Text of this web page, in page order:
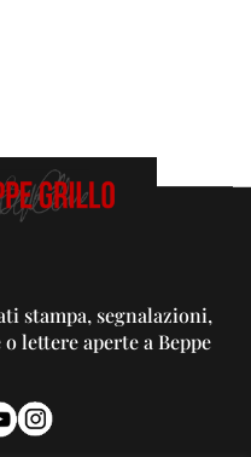
stampa, segnalazioni,
lettere aperte a Beppe